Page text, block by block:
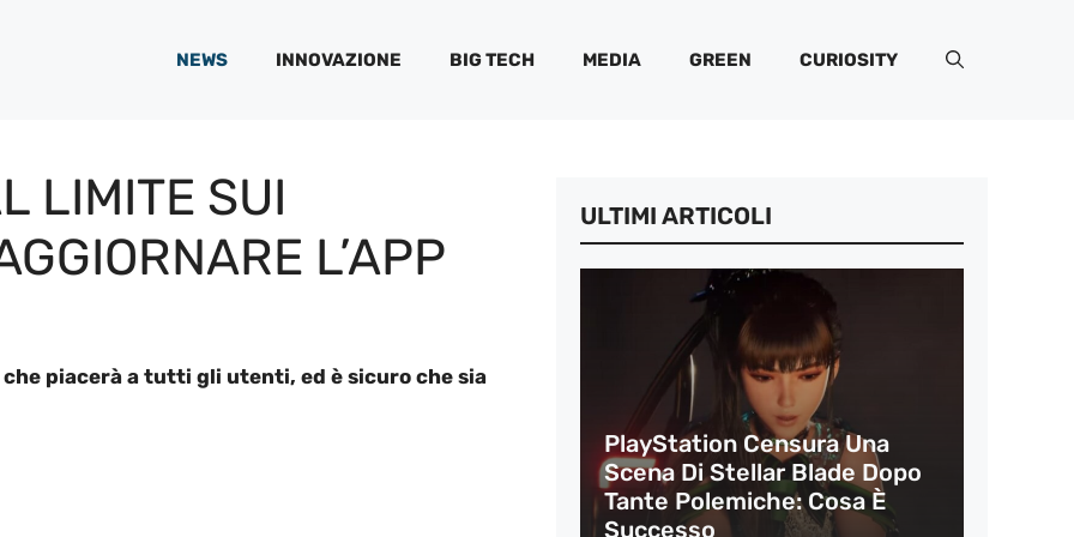
NEWS INNOVAZIONE BIG TECH MEDIA GREEN CURIOSITY
LIMITE SUI
L’APP
piacerà a tutti gli utenti, ed è sicuro che sia
ULTIMI ARTICOLI
PlayStation Censura Una
Scena Di Stellar Blade Dopo
Tante Polemiche: Cosa È
Successo